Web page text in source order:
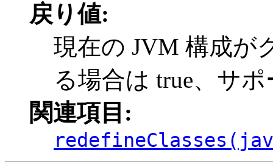
戻り値:
現在の JVM 構成が
る場合は true、サ
関連項目: